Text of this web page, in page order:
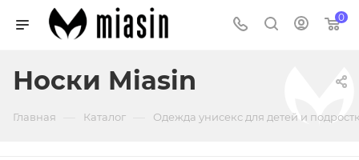
0
Носки Miasin
Главная Каталог Одежда унисекс для детей и